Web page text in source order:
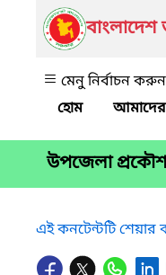
বাংলাদেশ
মেনু নির্বাচন করুন
আমাদের
উপজেলা
এই কনটেন্টটি